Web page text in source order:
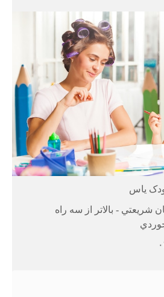
ياس
شريعتي - بالاتر از سه راه